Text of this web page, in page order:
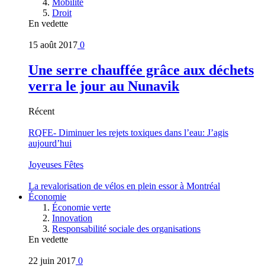
Droit
En vedette
15 août 2017 0
Une serre chauffée grâce aux déchets
verra le jour au Nunavik
Récent
RQFE- Diminuer les rejets toxiques dans l’eau: J’agis
aujourd’hui
Joyeuses Fêtes
La revalorisation de vélos en plein essor à Montréal
Économie
Économie verte
Innovation
Responsabilité sociale des organisations
En vedette
22 juin 2017 0